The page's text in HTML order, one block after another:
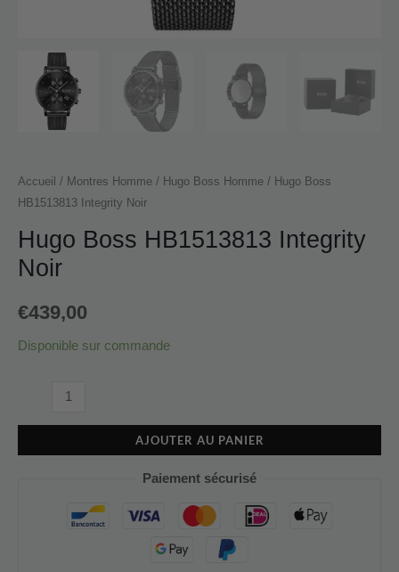
Accueil / Montres Homme / Hugo Boss Homme / Hugo Boss
HB1513813 Integrity Noir
Hugo Boss HB1513813 Integrity
Noir
€439,00
Disponible sur commande
AJOUTER AU PANIER
Paiement sécurisé